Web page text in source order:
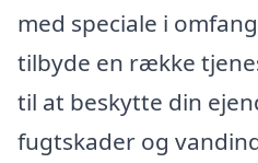
med speciale i
tilbyde en række
til at beskytte din
fugtskader og